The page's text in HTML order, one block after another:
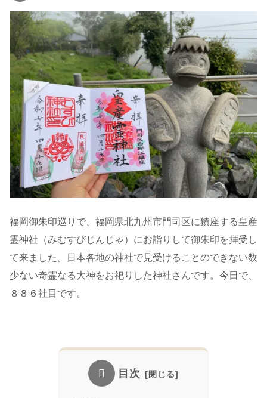
福岡御朱印巡りで、福岡県北九州市門司区に鎮座する皇産
霊神社（みむすびじんじゃ）にお詣りして御朱印を拝受し
て来ました。日本各地の神社で見受けることのできない数
少ない奇霊なる大神をお祀りした神社さんです。今日で、
８８６社目です。
目次